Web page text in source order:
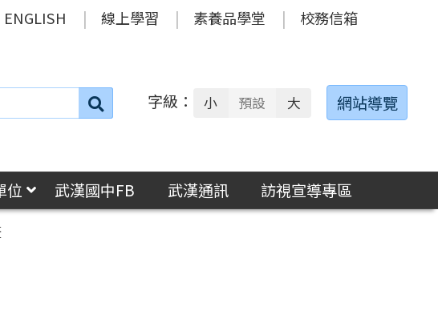
ENGLISH 線上學習 素養品學堂 校務信箱
搜
字級： 小 預設 大 網站導覽
位 武漢國中FB 武漢通訊
訪視宣導專區